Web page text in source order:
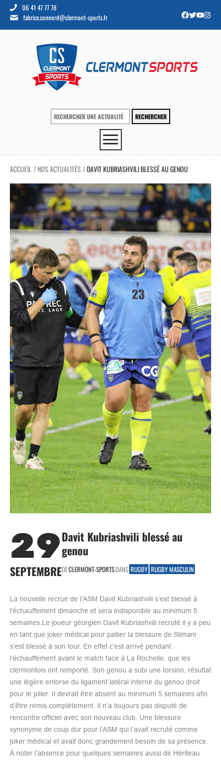
06 41 47 77 78
fabrice.connord@clermont-sports.fr
ACCUEIL / NOS ACTUALITÉS /DAVIT KUBRIASHVILI BLESSÉ AU GENOU
29
SEPTEMBRE
Davit Kubriashvili blessé au
genou
DECLERMONT-SPORTSDANS RUGBY RUGBY MASCULIN
La nouvelle recrue de l’ASM Davit Kubriashvili s’est blessé à
l’échauffement dimanche et sera indisponible au minimum 5
semaines.Le joueur géorgien Davit Kubriashvili recruté il y a peu
en tant que joker médical pour pallier la blessure de Slimani
s’est blessé à son tour. En effet c’est arrivé pendant
l’échauffement avant le match face à La Rochelle, que les
clermontois ont remporté. Son genou a subi une torsion, résultat
une légère entorse du ligament latéral interne du genou droit
pour le pilier. Il devrait être absent au minimum 5 semaines afin
d’être remis complétement. Il n’a toujours pas disputé de
rencontre officiel avec son nouveau club. Une blessure
synonyme de coup dur pour l’ASM qui l’avait recruté comme
joker médical et avait donc grandement besoin de sa présence.
À noter l’absence pour quelques semaines aussi de Hériteau